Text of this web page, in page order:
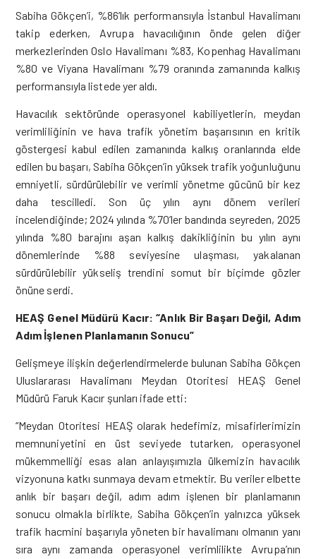
Sabiha Gökçen’i, %86’lık performansıyla İstanbul Havalimanı
takip ederken, Avrupa havacılığının önde gelen diğer
merkezlerinden Oslo Havalimanı %83, Kopenhag Havalimanı
%80 ve Viyana Havalimanı %79 oranında zamanında kalkış
performansıyla listede yer aldı.
Havacılık sektöründe operasyonel kabiliyetlerin, meydan
verimliliğinin ve hava trafik yönetim başarısının en kritik
göstergesi kabul edilen zamanında kalkış oranlarında elde
edilen bu başarı, Sabiha Gökçen’in yüksek trafik yoğunluğunu
emniyetli, sürdürülebilir ve verimli yönetme gücünü bir kez
daha tescilledi. Son üç yılın aynı dönem verileri
incelendiğinde; 2024 yılında %70’ler bandında seyreden, 2025
yılında %80 barajını aşan kalkış dakikliğinin bu yılın aynı
dönemlerinde %88 seviyesine ulaşması, yakalanan
sürdürülebilir yükseliş trendini somut bir biçimde gözler
önüne serdi.
HEAŞ Genel Müdürü Kacır: “Anlık Bir Başarı Değil, Adım
Adım İşlenen Planlamanın Sonucu”
Gelişmeye ilişkin değerlendirmelerde bulunan Sabiha Gökçen
Uluslararası Havalimanı Meydan Otoritesi HEAŞ Genel
Müdürü Faruk Kacır şunları ifade etti:
“Meydan Otoritesi HEAŞ olarak hedefimiz, misafirlerimizin
memnuniyetini en üst seviyede tutarken, operasyonel
mükemmelliği esas alan anlayışımızla ülkemizin havacılık
vizyonuna katkı sunmaya devam etmektir. Bu veriler elbette
anlık bir başarı değil, adım adım işlenen bir planlamanın
sonucu olmakla birlikte, Sabiha Gökçen’in yalnızca yüksek
trafik hacmini başarıyla yöneten bir havalimanı olmanın yanı
sıra aynı zamanda operasyonel verimlilikte Avrupa’nın